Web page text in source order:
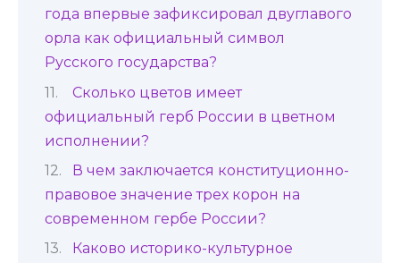
года впервые зафиксировал двуглавого
орла как официальный символ
Русского государства?
Сколько цветов имеет
официальный герб России в цветном
исполнении?
В чем заключается конституционно-
правовое значение трех корон на
современном гербе России?
Каково историко-культурное